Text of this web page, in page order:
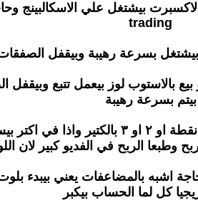
trading
بالاستوب لوز بيعمل تتبع
بيتم بسرعة رهيبة
وتقريبا أن الهدف بيكون نقاط بسيطة جدا يعني
وطبعا الربح في الفديو كبير لان
اشبه بالمضاعفات يعني بيبدء
كل لما الحساب بيكبر